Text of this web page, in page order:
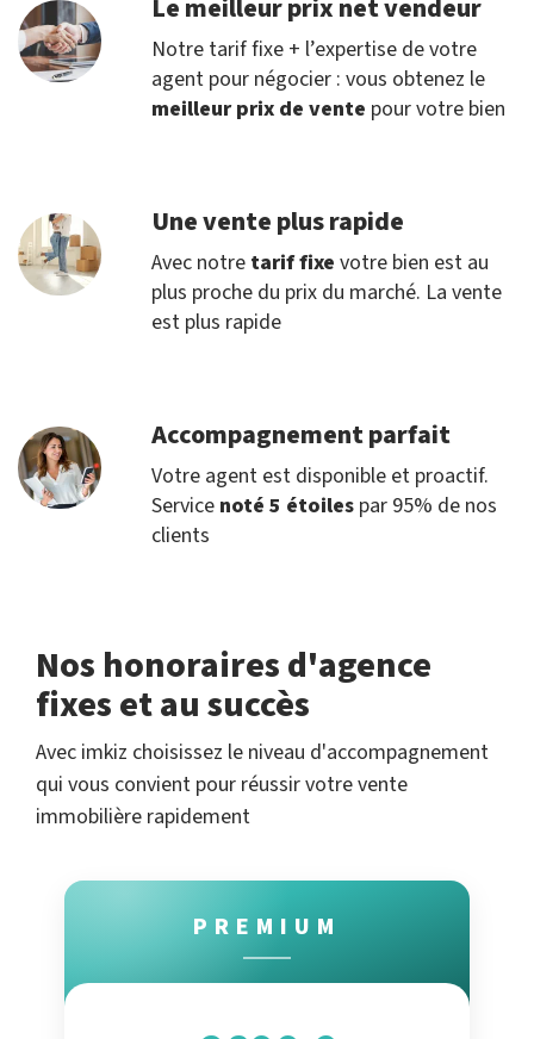
Le meilleur prix net vendeur
Notre tarif fixe + l’expertise de votre
agent pour négocier : vous obtenez le
meilleur prix de vente pour votre bien
Une vente plus rapide
Avec notre tarif fixe votre bien est au
plus proche du prix du marché. La vente
est plus rapide
Accompagnement parfait
Votre agent est disponible et proactif.
Service noté 5 étoiles par 95% de nos
clients
Nos honoraires d'agence
fixes et au succès
Avec imkiz choisissez le niveau d'accompagnement
qui vous convient pour réussir votre vente
immobilière rapidement
PREMIUM